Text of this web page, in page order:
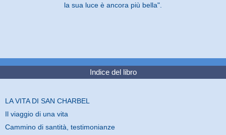
la sua luce è ancora più bella".
Indice del libro
LA VITA DI SAN CHARBEL
Il viaggio di una vita
Cammino di santità, testimonianze